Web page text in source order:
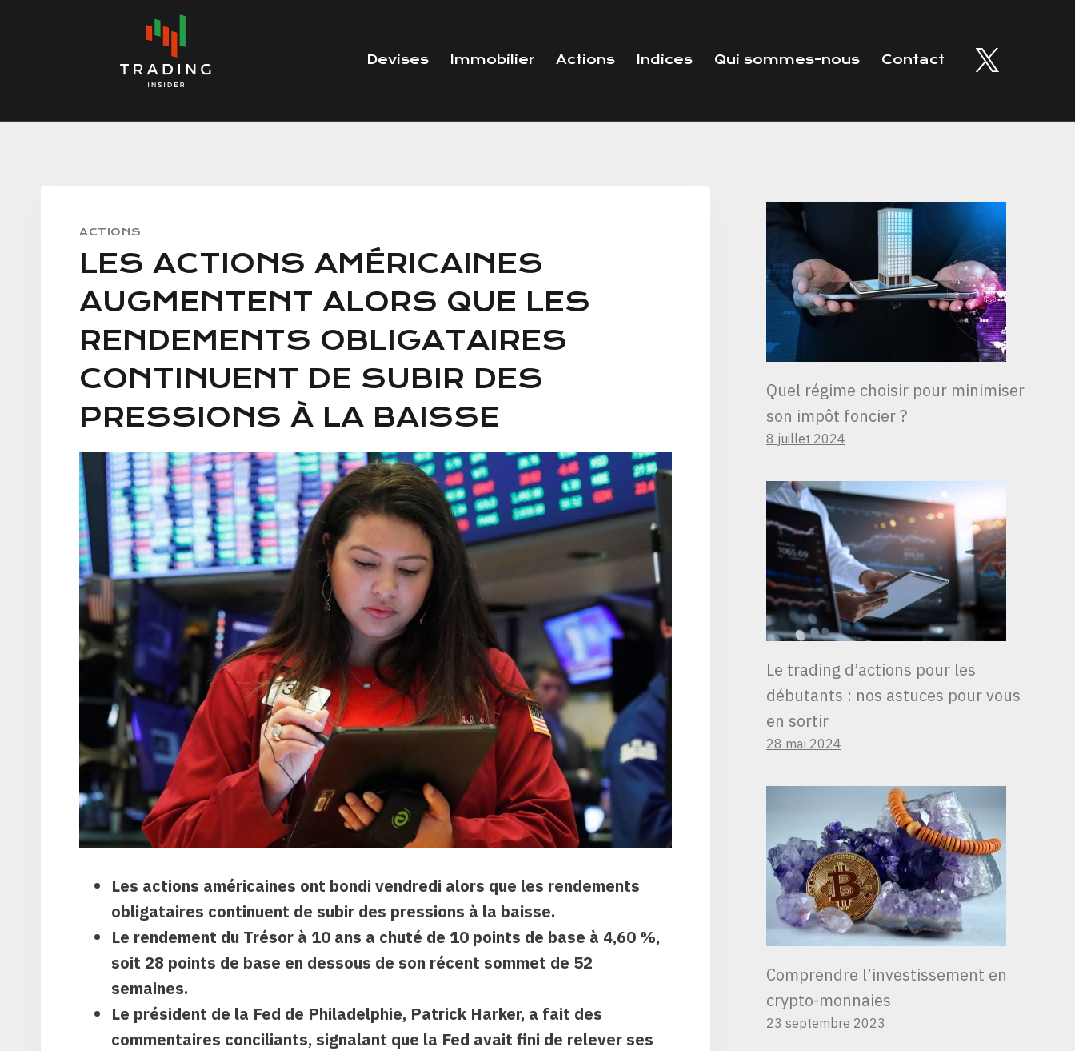
Devises Immobilier Actions Indices Qui sommes-nous Contact
ACTIONS
LES ACTIONS AMÉRICAINES
AUGMENTENT ALORS QUE LES
RENDEMENTS OBLIGATAIRES
CONTINUENT DE SUBIR DES
PRESSIONS À LA BAISSE
Les actions américaines ont bondi vendredi alors que les rendements
obligataires continuent de subir des pressions à la baisse.
Le rendement du Trésor à 10 ans a chuté de 10 points de base à 4,60 %,
soit 28 points de base en dessous de son récent sommet de 52
semaines.
Le président de la Fed de Philadelphie, Patrick Harker, a fait des
commentaires conciliants, signalant que la Fed avait fini de relever ses
Quel régime choisir pour minimiser
son impôt foncier ?
8 juillet 2024
Le trading d’actions pour les
débutants : nos astuces pour vous
en sortir
28 mai 2024
Comprendre l’investissement en
crypto-monnaies
23 septembre 2023